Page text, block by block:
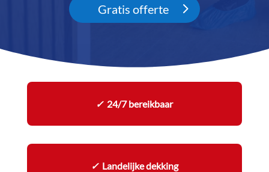
Gratis offerte
✓24/7 bereikbaar
✓ Landelijke dekking